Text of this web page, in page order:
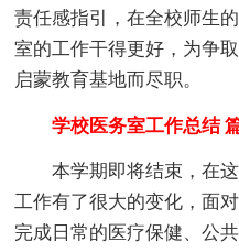
责任感指引，在全校师生
室的工作干得更好，为争
启蒙教育基地而尽职。
学校医务室工作总结
本学期即将结束，在这
工作有了很大的变化，面
完成日常的医疗保健、公